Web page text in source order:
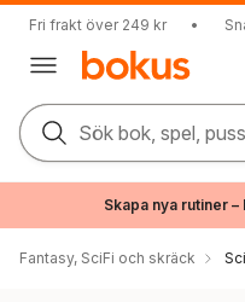
Fri frakt över 249 kr •
Sök bok, spel,
Skapa nya rutiner
Fantasy, SciFi och skräck